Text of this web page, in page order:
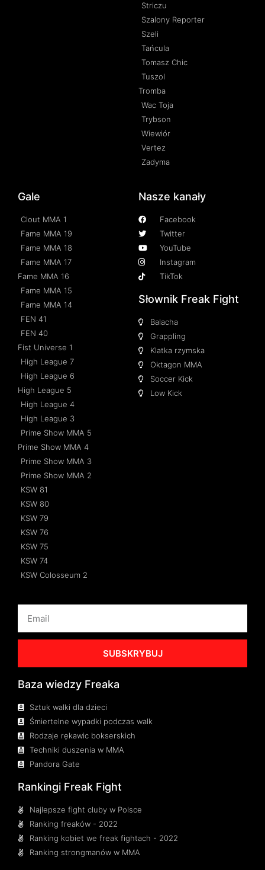
Striczu
Szalony Reporter
Szeli
Tańcula
Tomasz Chic
Tuszol
Tromba
Wac Toja
Trybson
Wiewiór
Vertez
Zadyma
Gale
Clout MMA 1
Fame MMA 19
Fame MMA 18
Fame MMA 17
Fame MMA 16
Fame MMA 15
Fame MMA 14
FEN 41
FEN 40
Fist Universe 1
High League 7
High League 6
High League 5
High League 4
High League 3
Prime Show MMA 5
Prime Show MMA 4
Prime Show MMA 3
Prime Show MMA 2
KSW 81
KSW 80
KSW 79
KSW 76
KSW 75
KSW 74
KSW Colosseum 2
Nasze kanały
Facebook
Twitter
YouTube
Instagram
TikTok
Słownik Freak Fight
Balacha
Grappling
Klatka rzymska
Oktagon MMA
Soccer Kick
Low Kick
SUBSKRYBUJ
Baza wiedzy Freaka
Sztuk walki dla dzieci
Śmiertelne wypadki podczas walk
Rodzaje rękawic bokserskich
Techniki duszenia w MMA
Pandora Gate
Rankingi Freak Fight
Najlepsze fight cluby w Polsce
Ranking freaków - 2022
Ranking kobiet we freak fightach - 2022
Ranking strongmanów w MMA